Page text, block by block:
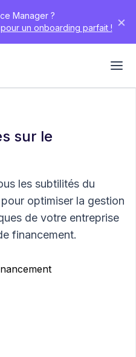
Manager ?
un onboarding parfait ! ×
sur le
les subtilités du
optimiser la gestion
de votre entreprise
financement.